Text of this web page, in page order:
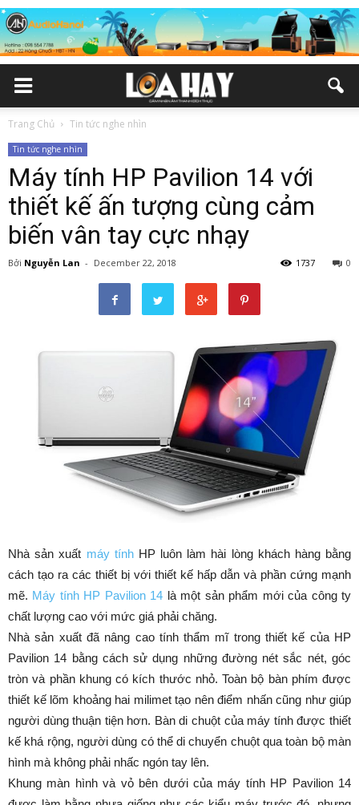
Trang Chủ Tin tức nghe nhìn
Tin tức nghe nhìn
Máy tính HP Pavilion 14 với
thiết kế ấn tượng cùng cảm
biến vân tay cực nhạy
Bởi Nguyễn Lan - December 22, 2018 0
1737
Nhà sản xuất máy tínhHP luôn làm hài lòng khách hàng bằng
cách tạo ra các thiết bị với thiết kế hấp dẫn và phần cứng mạnh
mẽ. Máy tính HP Pavilion 14 là một sản phẩm mới của công ty
chất lượng cao với mức giá phải chăng.
Nhà sản xuất đã nâng cao tính thẩm mĩ trong thiết kế của HP
Pavilion 14 bằng cách sử dụng những đường nét sắc nét, góc
tròn và phần khung có kích thước nhỏ. Toàn bộ bàn phím được
thiết kế lõm khoảng hai milimet tạo nên điểm nhấn cũng như giúp
người dùng thuận tiện hơn. Bàn di chuột của máy tính được thiết
kế khá rộng, người dùng có thể di chuyển chuột qua toàn bộ màn
hình mà không phải nhấc ngón tay lên.
Khung màn hình và vỏ bên dưới của máy tính HP Pavilion 14